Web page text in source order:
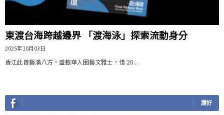
東渡台海跨越邊界 「渡海泳」探索流動身分
2025年10月03日
香江此曾藝滿八方，盛載華人圈藝文雅士，惜 20...
讚好